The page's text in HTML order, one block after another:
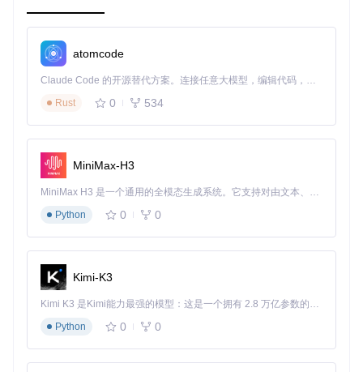
FreeCAD BIM工作台展示建筑信息模型，支持建筑构件的参数
化属性定义
FreeCAD的核心能力如何提升设计效率？
参数化建模：让修改不再痛苦
型，就像调整公式中的数值一样简单。例如，如果你设计了一
个圆柱，之后想改变它的高度，只需修改"高度"参数，模型会
自动更新，所有相关的特征和约束也会随之调整。
多工作台协作：一站式设计解决方案
零件设计工作台
制、拉伸、旋转等特征操作
装配工作台
：将多个零件组合成完整产品，添加约束关系并
BIM工作台：建筑信息建模，专门用于建筑设计和空间规划
atomcode
Claude Code 的开源替代方案。连接任意大模型，编辑代码，运行命令，自动验证 — 全自动执行。用 Rust 构建，极致性能。 ｜ An open-source alternative to Claude Code. Connect any LLM, edit code, run commands, and verify changes — autonomously. Built in Rust for speed. Get Started
Rust
0 534
MiniMax-H3
MiniMax H3 是一个通用的全模态生成系统。它支持对由文本、图像、视频和音频组成的多模态上下文进行统一理解，并能生成分辨率高达 2K、时长可达 15 秒的带原生立体声音频的视频。得益于面向任务泛化的系统设计，H3 在预训练阶段就已具备广泛的多模态上下文理解与生成能力，能够出色地执行复杂的多模态指令。
Python
0 0
Kimi-K3
Kimi K3 是Kimi能力最强的模型：这是一个拥有 2.8 万亿参数的混合专家（MoE）模型，具备原生视觉理解能力，并支持 100 万 token 的上下文窗口。
Python
0 0